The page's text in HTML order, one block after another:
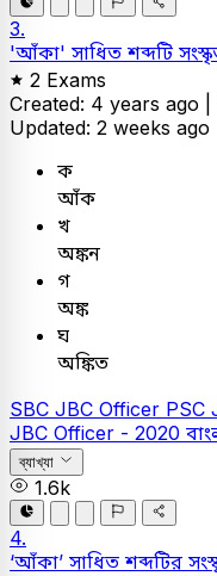
3.
'আঁকা' সাধিত শব্দটি
2 Exams
Created: 4 years ago |
Updated: 2 weeks ago
ক
আঁক
খ
অঙ্কন
গ
অঙ্ক
ঘ
অঙ্কিত
SBC JBC Officer PSC
JBC Officer - 2020
ব্যাখ্যা
1.6k
4.
‘আঁকা’ সাধিত শব্দটির